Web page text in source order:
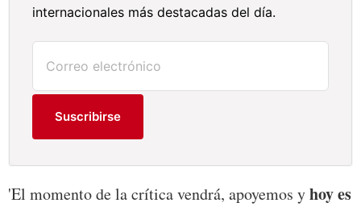
internacionales más destacadas del día.
Suscribirse
'El momento de la crítica vendrá, apoyemos yhoy es